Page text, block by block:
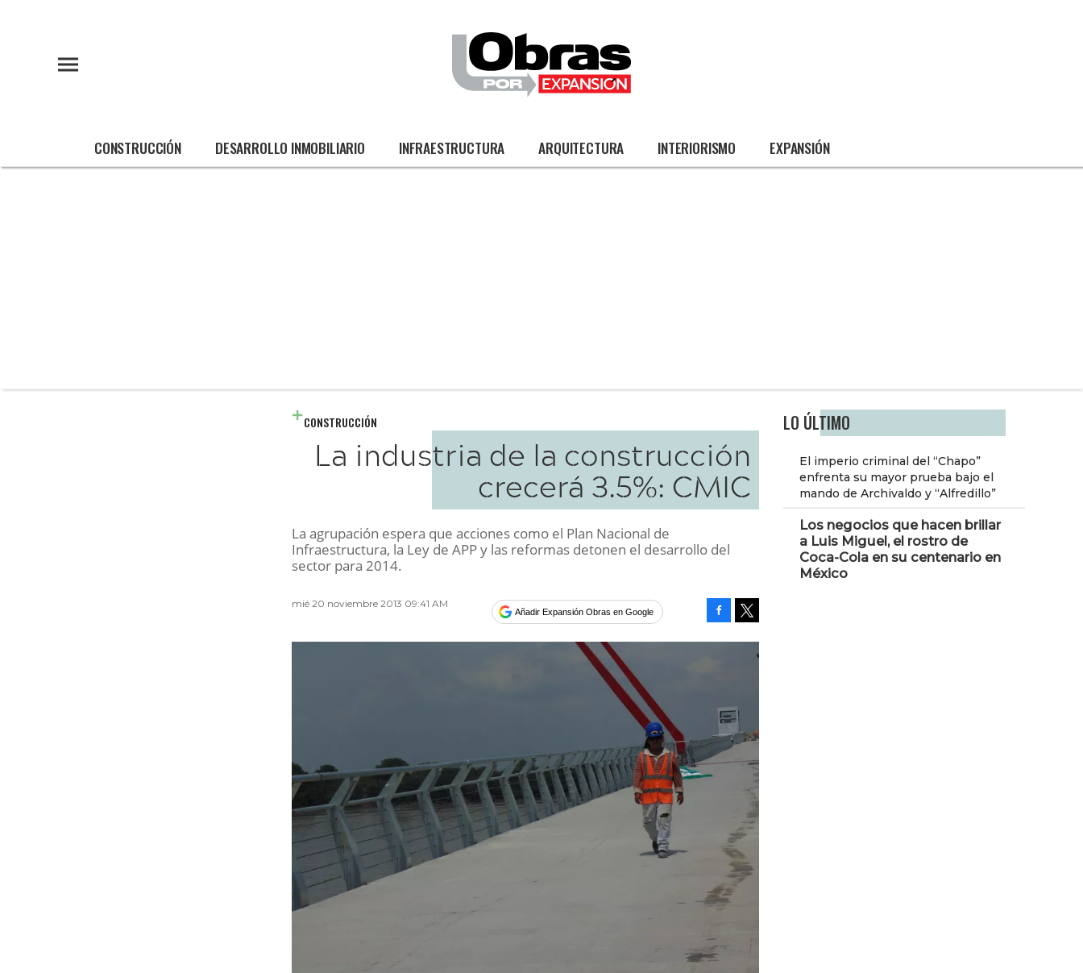
CONSTRUCCIÓN DESARROLLO INMOBILIARIO INFRAESTRUCTURA ARQUITECTURA INTERIORISMO EXPANSIÓN
LO ÚLTIMO
El imperio criminal del “Chapo”
enfrenta su mayor prueba bajo el
mando de Archivaldo y “Alfredillo”
Los negocios que hacen brillar
a Luis Miguel, el rostro de
Coca-Cola en su centenario en
México
CONSTRUCCIÓN
La industria de la construcción
crecerá 3.5%: CMIC
La agrupación espera que acciones como el Plan Nacional de
Infraestructura, la Ley de APP y las reformas detonen el desarrollo del
sector para 2014.
mié 20 noviembre 2013 09:41 AM
Añadir Expansión Obras en Google